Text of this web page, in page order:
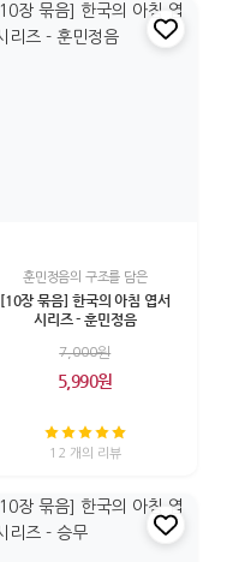
훈민정음의 구조를 담은
[10장 묶음] 한국의 아침 엽서
시리즈 - 훈민정음
7,000원
5,990원
12 개의 리뷰